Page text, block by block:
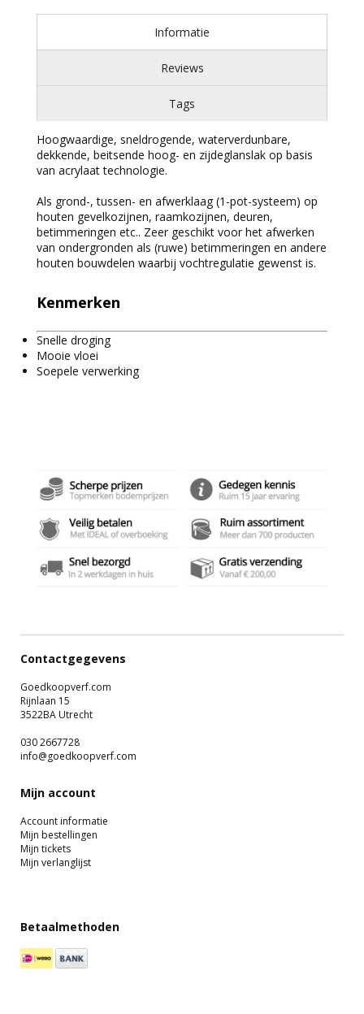
Informatie
Reviews
Tags
Hoogwaardige, sneldrogende, waterverdunbare,
dekkende, beitsende hoog- en zijdeglanslak op basis
van acrylaat technologie.
Als grond-, tussen- en afwerklaag (1-pot-systeem) op
houten gevelkozijnen, raamkozijnen, deuren,
betimmeringen etc.. Zeer geschikt voor het afwerken
van ondergronden als (ruwe) betimmeringen en andere
houten bouwdelen waarbij vochtregulatie gewenst is.
Kenmerken
Snelle droging
Mooie vloei
Soepele verwerking
Contactgegevens
Goedkoopverf.com
Rijnlaan 15
3522BA Utrecht
030 2667728
info@goedkoopverf.com
Mijn account
Account informatie
Mijn bestellingen
Mijn tickets
Mijn verlanglijst
Betaalmethoden